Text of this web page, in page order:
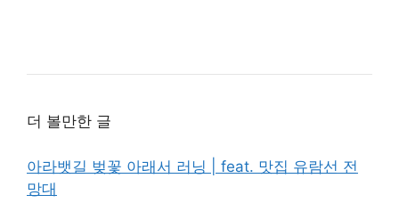
더 볼만한 글
아라뱃길 벚꽃 아래서 러닝 | feat. 맛집 유람선 전
망대